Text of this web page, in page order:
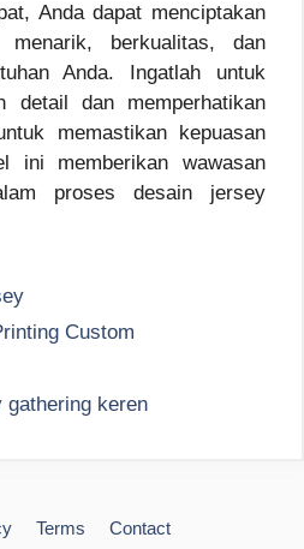
Anda dapat menciptakan
berkualitas, dan
Anda. Ingatlah untuk
detail dan memperhatikan
memastikan kepuasan
ini memberikan wawasan
proses desain jersey
Custom
keren
Terms Contact